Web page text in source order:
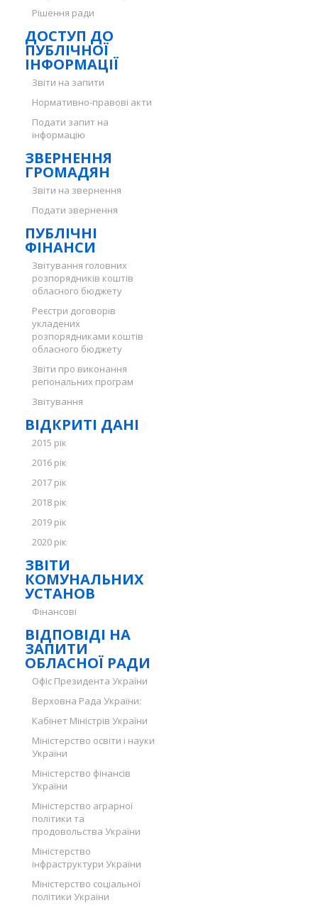
Рішення ради
ДОСТУП ДО
ПУБЛІЧНОЇ
ІНФОРМАЦІЇ
Звіти на запити
Нормативно-правові акти
Подати запит на
інформацію
ЗВЕРНЕННЯ
ГРОМАДЯН
Звіти на звернення
Подати звернення
ПУБЛІЧНІ
ФІНАНСИ
Звітування головних
розпорядників коштів
обласного бюджету
Реєстри договорів
укладених
розпорядниками коштів
обласного бюджету
Звіти про виконання
регіональних програм
Звітування
ВІДКРИТІ ДАНІ
2015 рік
2016 рік
2017 рік
2018 рік
2019 рік
2020 рік
ЗВІТИ
КОМУНАЛЬНИХ
УСТАНОВ
Фінансові
ВІДПОВІДІ НА
ЗАПИТИ
ОБЛАСНОЇ РАДИ
Офіс Президента України
Верховна Рада України:
Кабінет Міністрів України
Міністерство освіти і науки
України
Міністерство фінансів
України
Міністерство аграрної
політики та
продовольства України
Міністерство
інфраструктури України
Міністерство соціальної
політики України